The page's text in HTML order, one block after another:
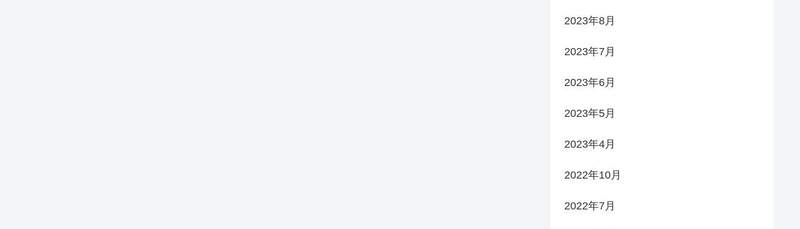
2023年8月
2023年7月
2023年6月
2023年5月
2023年4月
2022年10月
2022年7月